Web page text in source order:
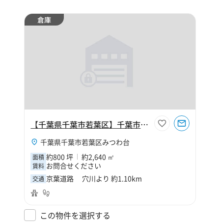
倉庫
【千葉県千葉市若葉区】千葉市若葉区みつわ台1丁目800坪倉庫
千葉県千葉市若葉区みつわ台
面積 約800 坪 約2,640 ㎡
賃料 お問合せください
交通 京葉道路 穴川より 約1.10km
この物件を選択する